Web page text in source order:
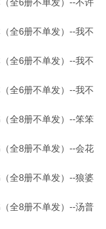
全6册不单发）--不许
全6册不单发）--我不
全6册不单发）--我不
全6册不单发）--我不
全8册不单发）--笨笨
全8册不单发）--会花
全8册不单发）--狼婆
全8册不单发）--汤普